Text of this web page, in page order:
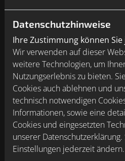
KEUCO
Datenschutzhinweise
Ihre Zustimmung können
Wir verwenden auf dieser
weitere Technologien, um
Nutzungserlebnis zu bieten.
Cookies auch ablehnen und
technisch notwendigen
Informationen, sowie eine
Cookies und eingesetzten
unserer
Einstellungen jederzeit ändern.